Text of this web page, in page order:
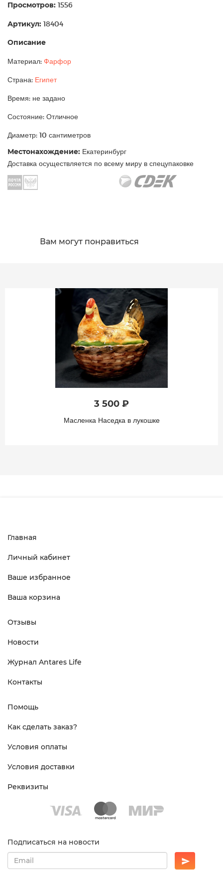
Просмотров: 1556
Артикул: 18404
Описание
Материал: Фарфор
Страна: Египет
Время: не задано
Состояние: Отличное
Диаметр: 10 сантиметров
Местонахождение: Екатеринбург
Доставка осуществляется по всему миру в спецупаковке
Вам могут понравиться
3 500 ₽
Масленка Наседка в лукошке
Главная
Личный кабинет
Ваше избранное
Ваша корзина
Отзывы
Новости
Журнал Antares Life
Контакты
Помощь
Как сделать заказ?
Условия оплаты
Условия доставки
Реквизиты
Подписаться на новости